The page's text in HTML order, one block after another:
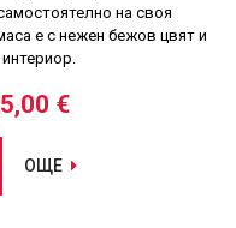
на своя
е с нежен бежов цвят и
€
ОЩЕ